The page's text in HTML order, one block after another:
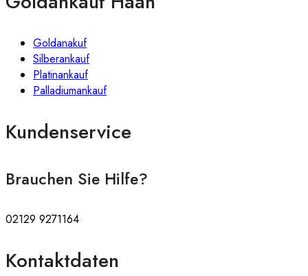
Goldanakuf
Silberankauf
Platinankauf
Palladiumankauf
Kundenservice
Brauchen Sie Hilfe?
02129 9271164
Kontaktdaten